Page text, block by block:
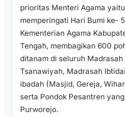
prioritas Menteri Agama
memperingati Hari Bumi ke-
Kementerian Agama
Tengah, membagikan 600
ditanam di seluruh
Tsanawiyah, Madrasah
ibadah (Masjid, Gereja,
serta Pondok Pesantren
Purworejo.